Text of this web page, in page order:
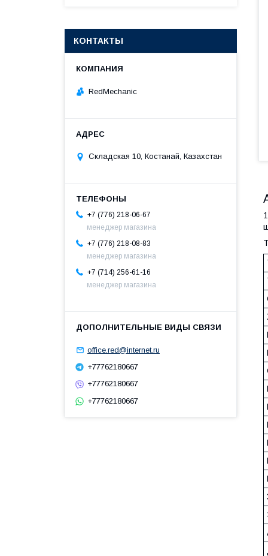
КОНТАКТЫ
RedMechanic
Складская 10, Костанай, Казахстан
+7 (776) 218-06-67
менеджер магазина
+7 (776) 218-08-83
менеджер магазина
+7 (714) 256-61-16
менеджер магазина
office.red@internet.ru
+77762180667
+77762180667
+77762180667